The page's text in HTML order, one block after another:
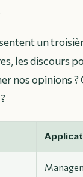
un
les discours
nos opinions ?